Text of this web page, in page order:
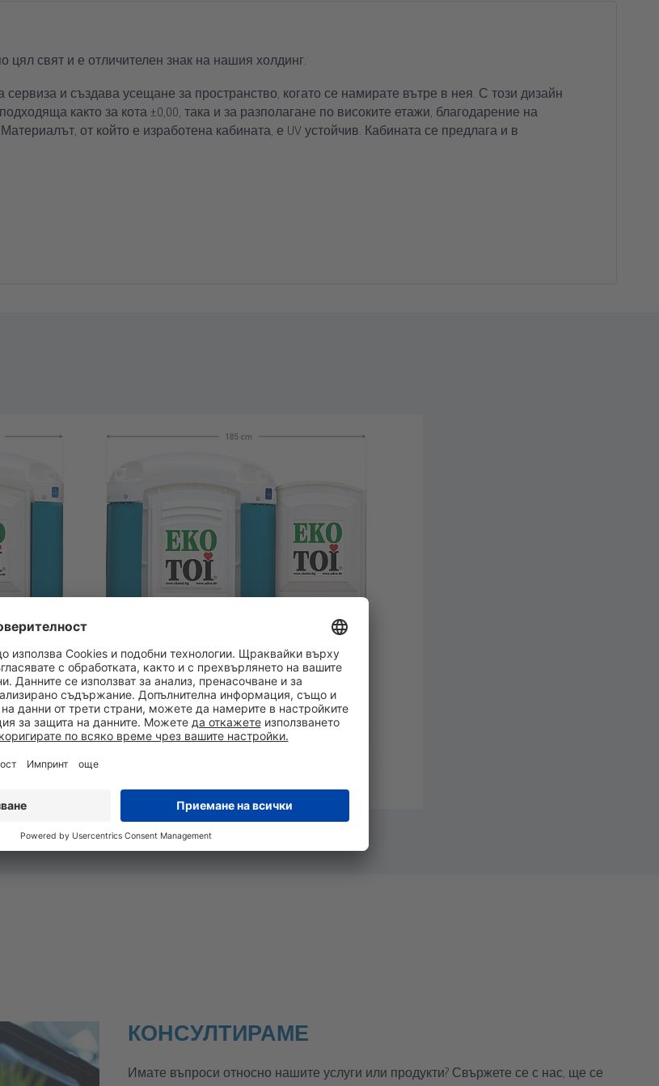
цял свят и е отличителен знак на нашия холдинг.
сервиза и създава усещане за пространство, когато се намирате вътре в нея. С този дизайн
както за кота ±0,00, така и за разполагане по високите етажи, благодарение на
от който е изработена кабината, е UV устойчив. Кабината се предлага и в
Диспенсър за кърпи за ръце
КОНСУЛТИРАМЕ
Имате въпроси относно нашите услуги или продукти? Свържете се с нас, ще се